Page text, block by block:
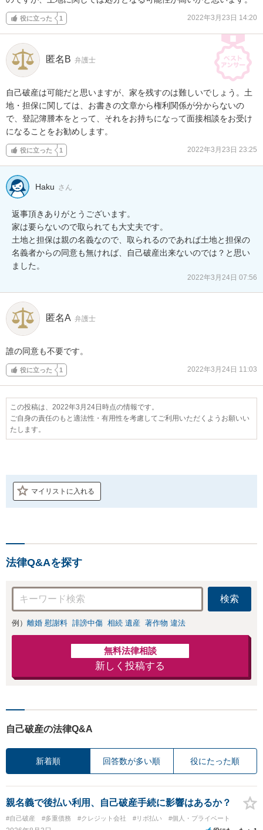
役に立った 1 2022年3月23日 14:20
匿名B 弁護士
自己破産は可能だと思いますが、家を残すのは難しいでしょう。土
地・担保に関しては、お書きの文章から権利関係が分からないの
で、登記簿謄本をとって、それをお持ちになって面接相談をお受け
になることをお勧めします。
役に立った 1 2022年3月23日 23:25
Haku さん
返事頂きありがとうございます。
家は要らないので取られても大丈夫です。
土地と担保は親の名義なので、取られるのであれば土地と担保の
名義者からの同意も無ければ、自己破産出来ないのでは？と思い
ました。
2022年3月24日 07:56
匿名A 弁護士
誰の同意も不要です。
役に立った 1 2022年3月24日 11:03
この投稿は、2022年3月24日時点の情報です。
ご自身の責任のもと適法性・有用性を考慮してご利用いただくようお願いい
たします。
マイリストに入れる
法律Q&Aを探す
検索
例） 離婚 慰謝料 誹謗中傷 相続 遺産 著作物 違法
無料法律相談
新しく投稿する
自己破産の法律Q&A
新着順 回答数が多い順 役にたった順
親名義で後払い利用、自己破産手続に影響はあるか？
#自己破産 #多重債務 #クレジット会社 #リボ払い #個人・プライベート